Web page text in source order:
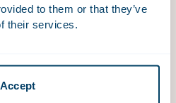
to them or that they’ve
their services.
Accept
is een belangrijk